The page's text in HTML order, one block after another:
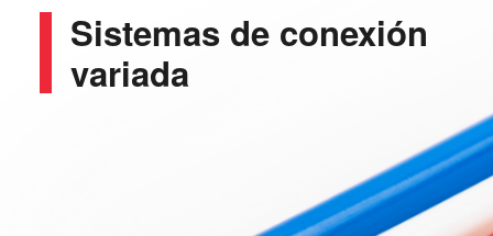
Sistemas de conexión
variada